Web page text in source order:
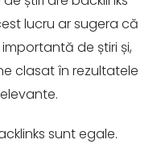
lucru ar sugera că
de știri și,
clasat în rezultatele
sunt egale.